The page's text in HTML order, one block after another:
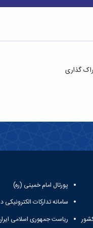
گذاری
پورتال امام خمینی (ره)
سامانه تدارکات الکترونیکی
ریاست جمهوری اسلامی